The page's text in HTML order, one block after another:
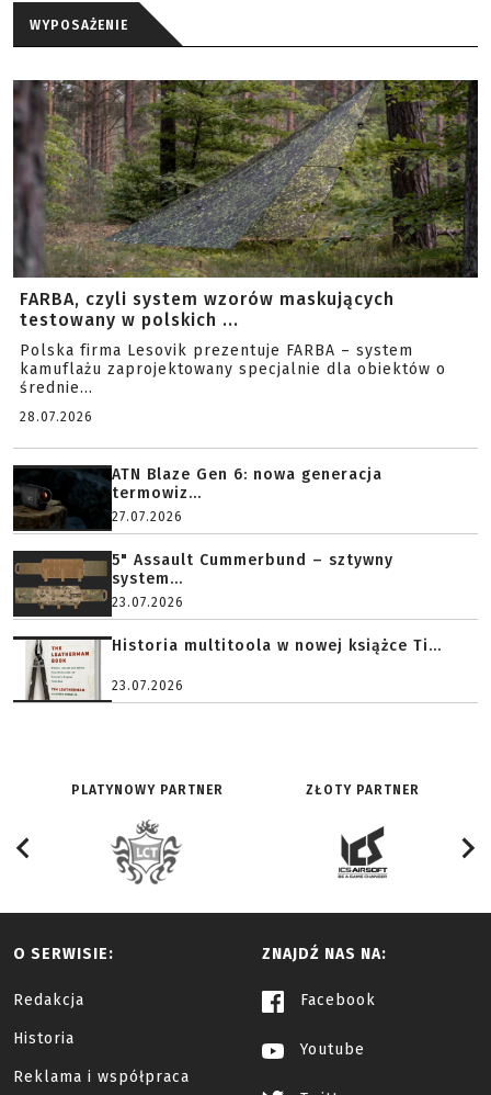
WYPOSAŻENIE
FARBA, czyli system wzorów maskujących
testowany w polskich ...
Polska firma Lesovik prezentuje FARBA – system
kamuflażu zaprojektowany specjalnie dla obiektów o
średnie...
28.07.2026
ATN Blaze Gen 6: nowa generacja
termowiz...
27.07.2026
5" Assault Cummerbund – sztywny
system...
23.07.2026
Historia multitoola w nowej książce Ti...
23.07.2026
PLATYNOWY PARTNER ZŁOTY PARTNER
O SERWISIE:
Redakcja
Historia
Reklama i współpraca
ZNAJDŹ NAS NA:
Facebook
Youtube